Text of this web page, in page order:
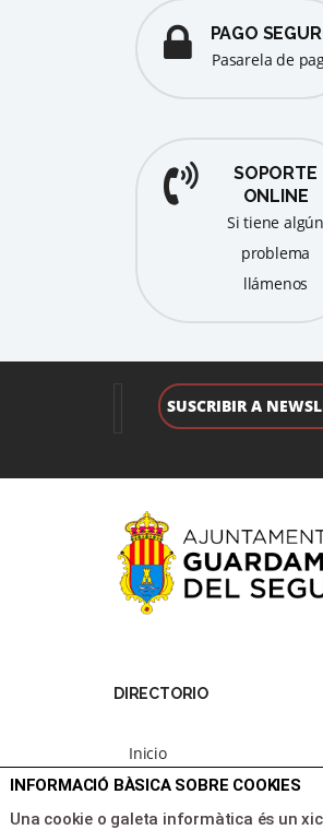
PAGO
pasarela de
SOPORTE
ONLINE
Si tiene algún
problema
llámenos
DIRECTORIO
Inicio
Programacion
Area clientes
INFORMACIÓ BÀSICA SOBRE COOKIES
Una cookie o galeta informàtica és un